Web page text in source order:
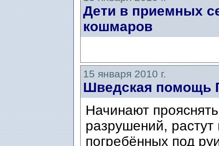
Дети в приемных
кошмаров
15 января 2010 г.
Шведская помощь
Начинают
разрушений,
погребённых под